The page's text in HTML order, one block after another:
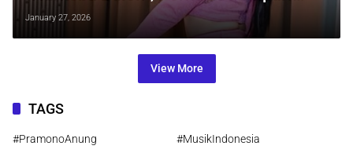
Saat Nge-DJ di Klub Malam
January 27, 2026
View More
TAGS
#PramonoAnung
#MusikIndonesia